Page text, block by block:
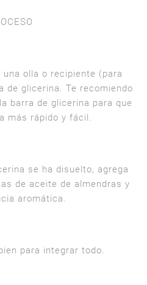
una olla o recipiente (para
de glicerina. Te recomiendo
barra de glicerina para que
más rápido y fácil.
se ha disuelto, agrega
de aceite de almendras y
aromática.
para integrar todo.